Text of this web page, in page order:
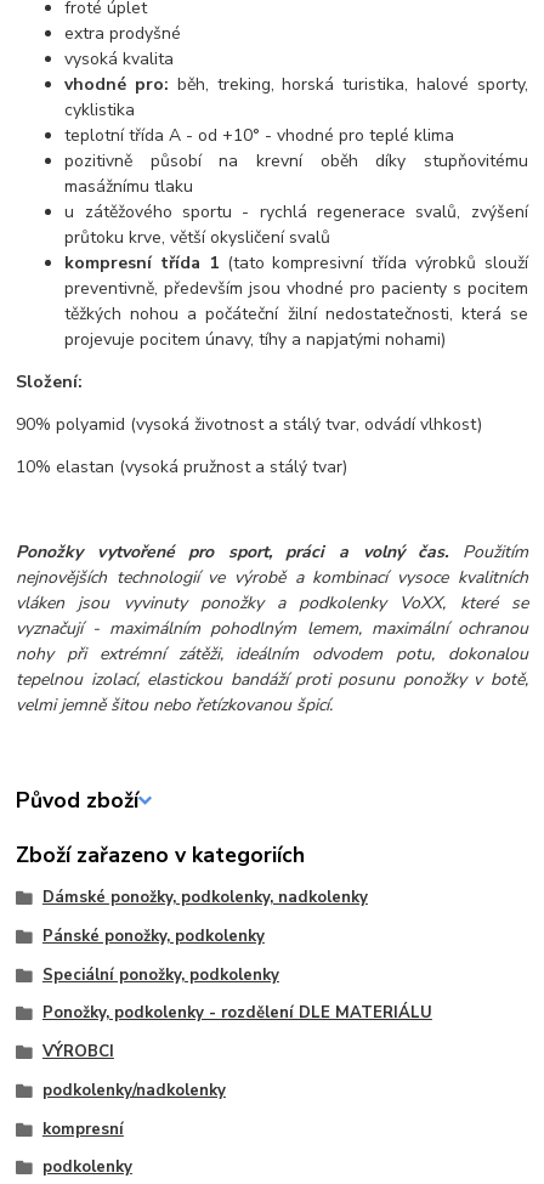
froté úplet
extra prodyšné
vysoká kvalita
vhodné pro: běh, treking, horská turistika, halové sporty,
cyklistika
teplotní třída A - od +10° - vhodné pro teplé klima
pozitivně působí na krevní oběh díky stupňovitému
masážnímu tlaku
u zátěžového sportu - rychlá regenerace svalů, zvýšení
průtoku krve, větší okysličení svalů
kompresní třída 1(tato kompresivní třída výrobků slouží
preventivně, především jsou vhodné pro pacienty s pocitem
těžkých nohou a počáteční žilní nedostatečnosti, která se
projevuje pocitem únavy, tíhy a napjatými nohami)
Složení:
90% polyamid (vysoká životnost a stálý tvar, odvádí vlhkost)
10% elastan (vysoká pružnost a stálý tvar)
Ponožky vytvořené pro sport, práci a volný čas. Použitím
nejnovějších technologií ve výrobě a kombinací vysoce kvalitních
vláken jsou vyvinuty ponožky a podkolenky VoXX, které se
vyznačují - maximálním pohodlným lemem, maximální ochranou
nohy při extrémní zátěži, ideálním odvodem potu, dokonalou
tepelnou izolací, elastickou bandáží proti posunu ponožky v botě,
velmi jemně šitou nebo řetízkovanou špicí.
Původ zboží
Zboží zařazeno v kategoriích
Dámské ponožky, podkolenky, nadkolenky
Pánské ponožky, podkolenky
Speciální ponožky, podkolenky
Ponožky, podkolenky - rozdělení DLE MATERIÁLU
VÝROBCI
podkolenky/nadkolenky
kompresní
podkolenky